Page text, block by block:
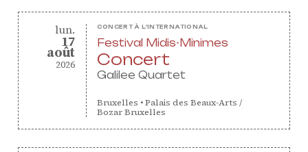
lundi
lun.
17
août
août
2026
CONCERT À L'INTERNATIONAL
Festival Midis-Minimes
Concert
Galilee Quartet
Bruxelles •Palais des Beaux-Arts /
Bozar Bruxelles
Agenda
Actualités
Soutenir ProQuartet
Vidéos des masterclasses